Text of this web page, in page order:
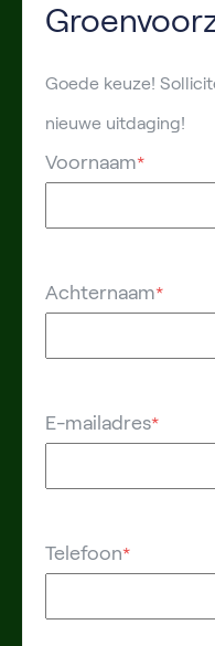
Goede keuze!
nieuwe uitdaging!
Voornaam*
Achternaam*
E-mailadres*
Telefoon*